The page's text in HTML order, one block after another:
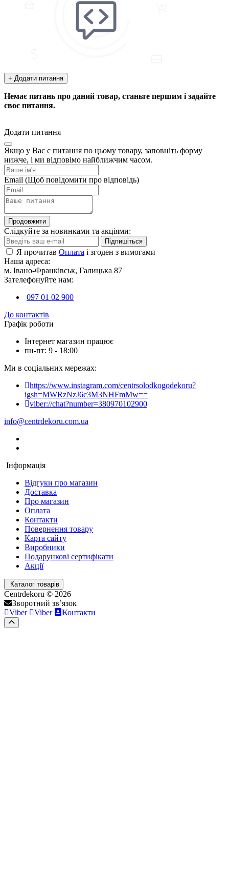
+ Додати питання
Немає питань про даний товар, станьте першим і задайте
своє питання.
Додати питання
Якщо у Вас є питання по цьому товару, заповніть форму
нижче, і ми відповімо найближчим часом.
Email (Щоб повідомити про відповідь)
Продовжити
Слідкуйте за новинками та акціями:
Підпишіться
Я прочитав Оплата і згоден з вимогами
Наша адреса:
м. Івано-Франківськ, Галицька 87
Зателефонуйте нам:
097 01 02 900
До контактів
Графік роботи
Інтернет магазин працює
пн-пт: 9 - 18:00
Ми в соціальних мережах:
https://www.instagram.com/centrsolodkogodekoru?
igsh=MWRzNzJ6c3M3NHFmMw==
viber://chat?number=380970102900
info@centrdekoru.com.ua
Інформація
Відгуки про магазин
Доставка
Про магазин
Оплата
Контакти
Повернення товару
Карта сайту
Виробники
Подарункові сертифікати
Акції
Каталог товарів
Centrdekoru © 2026
Зворотний зв’язок
Viber
Viber Контакти